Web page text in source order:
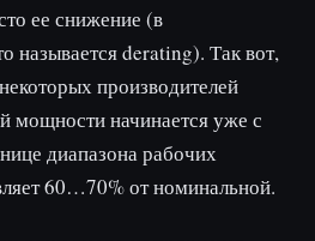
ее снижение (в
называется derating). Так вот,
производителей
мощности начинается уже с
диапазона рабочих
60…70% от номинальной.